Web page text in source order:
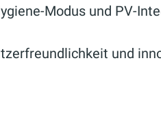
Modus und PV-
und